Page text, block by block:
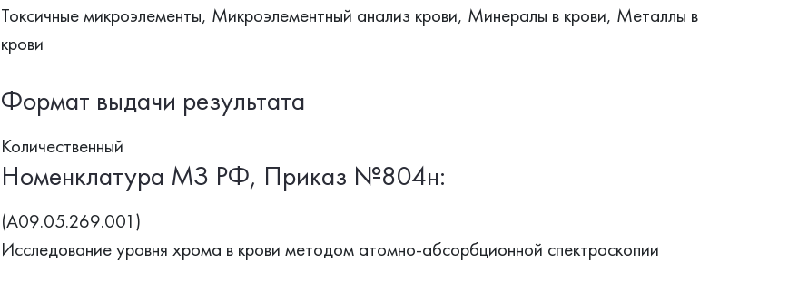
Токсичные микроэлементы, Микроэлементный анализ крови, Минералы в крови, Металлы в
крови
Формат выдачи результата
Количественный
Номенклатура МЗ РФ, Приказ №804н:
(A09.05.269.001)
Исследование уровня хрома в крови методом атомно-абсорбционной спектроскопии